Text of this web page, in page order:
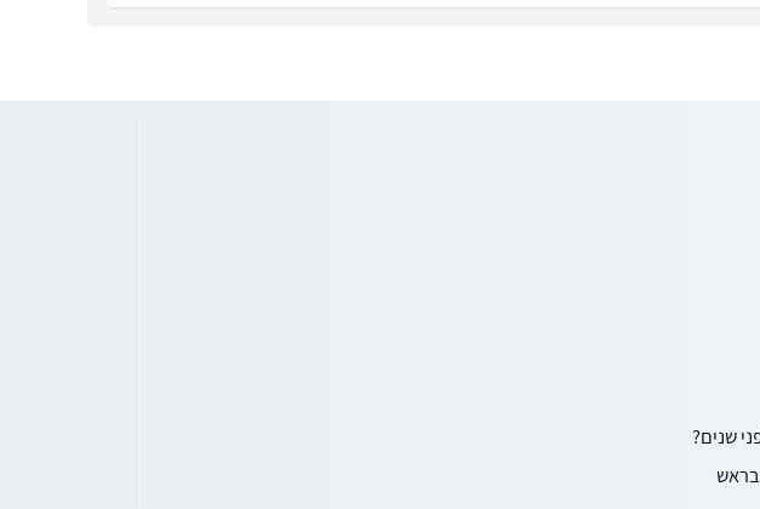
שנים?
בראש